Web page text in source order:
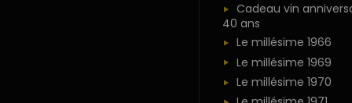
Cadeau vin
40 ans
Le millésime 1966
Le millésime 1969
Le millésime 1970